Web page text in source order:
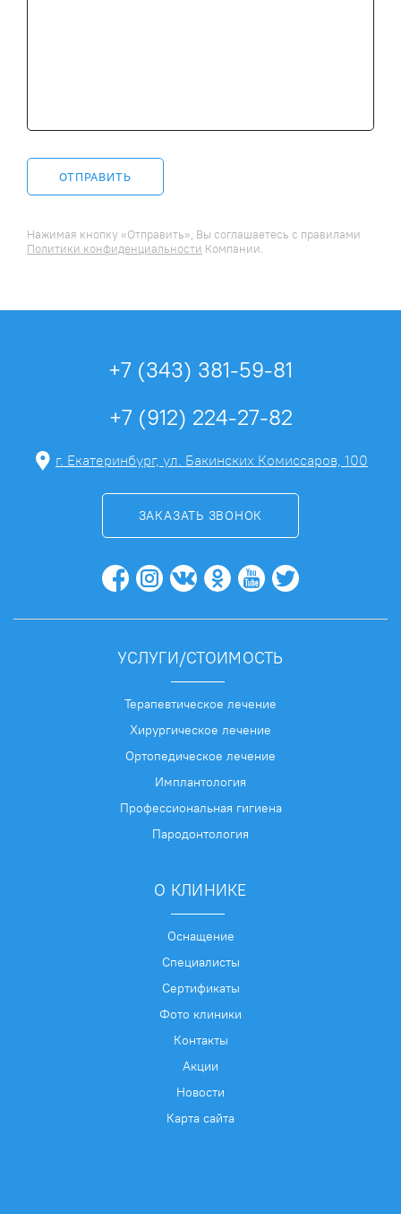
ОТПРАВИТЬ
Нажимая кнопку «Отправить», Вы соглашаетесь c правилами
Политики конфиденциальности Компании.
+7 (343) 381-59-81
+7 (912) 224-27-82
г. Екатеринбург, ул. Бакинских Комиссаров, 100
ЗАКАЗАТЬ ЗВОНОК
УСЛУГИ/СТОИМОСТЬ
Терапевтическое лечение
Хирургическое лечение
Ортопедическое лечение
Имплантология
Профессиональная гигиена
Пародонтология
О КЛИНИКЕ
Оснащение
Специалисты
Сертификаты
Фото клиники
Контакты
Акции
Новости
Карта сайта